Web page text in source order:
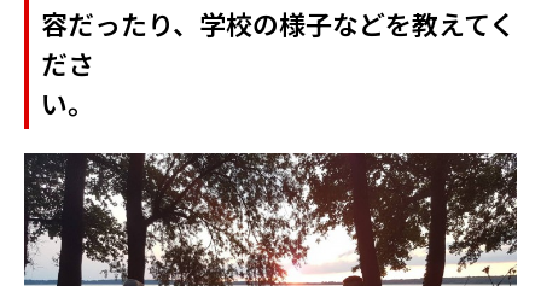
容だったり、学校の様子などを教えてく
ださ
い。